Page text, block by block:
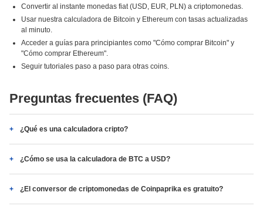
Convertir al instante monedas fiat (USD, EUR, PLN) a criptomonedas.
Usar nuestra calculadora de Bitcoin y Ethereum con tasas actualizadas
al minuto.
Acceder a guías para principiantes como "Cómo comprar Bitcoin" y
"Cómo comprar Ethereum".
Seguir tutoriales paso a paso para otras coins.
Preguntas frecuentes (FAQ)
¿Qué es una calculadora cripto?
¿Cómo se usa la calculadora de BTC a USD?
¿El conversor de criptomonedas de Coinpaprika es gratuito?